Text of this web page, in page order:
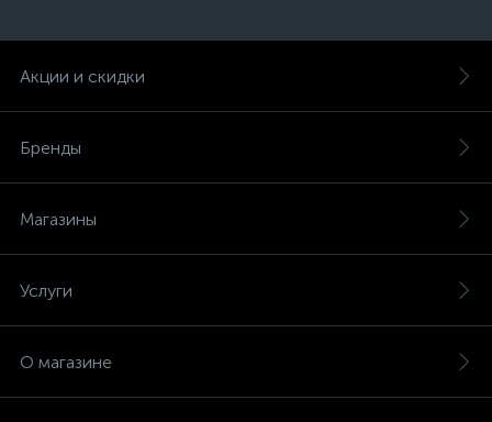
Акции и скидки
Бренды
Магазины
Услуги
О магазине